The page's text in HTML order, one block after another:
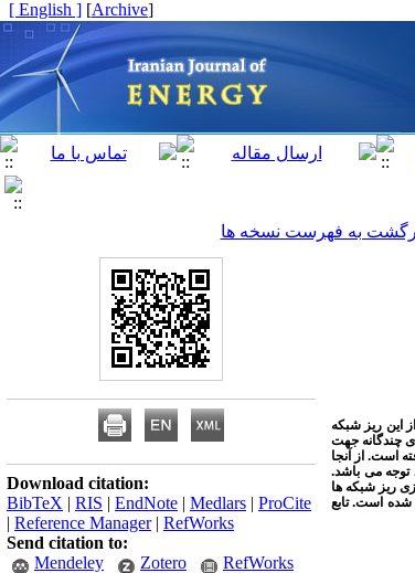
[
Archive
]
[ English ]
به فهرست نسخه ها
این ریز شبکه
چندگانه جهت
است. از آنجا
توجه می باشد.
ریز شبکه ها
شده است. تابع
Download citation:
BibTeX | RIS | EndNote | Medlars | ProCite
| Reference Manager| RefWorks
Send citation to:
Mendeley
Zotero RefWorks